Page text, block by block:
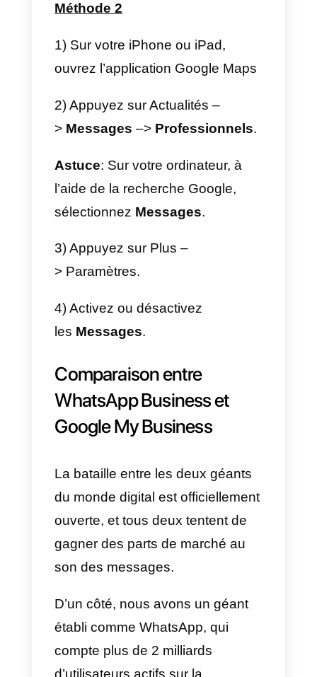
2021, sa propre plateforme de
messagerie instantanée:
Business Messages.
Il s’agit d’une fonctionnalité
permet aux utilisateurs de
contacter l’entreprise
directement à partir de l’onglet
Google My Business
message instantané. Cela
change radicalement la façon de
communiquer au sein de la
navigation Google.
Les utilisateurs engagés dans
une recherche Google ou sur
Google Maps pourront contacter
en un clic l’entreprise qui apparaît
parmi les résultats et engager
conversation pour obtenir les
informations dont ils ont besoin.
Exemple:Marco cherche un
restaurant à Rome sur Google
Maps et le restaurant d’Antonio